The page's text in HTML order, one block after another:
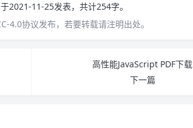
于2021-11-25发表，共计254字。
4.0协议发布，若要转载请注明出处。
高性能JavaScript PDF下载
下一篇